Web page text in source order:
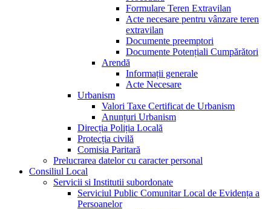
Formulare Teren Extravilan
Acte necesare pentru vânzare teren
extravilan
Documente preemptori
Documente Potențiali Cumpărători
Arendă
Informații generale
Acte Necesare
Urbanism
Valori Taxe Certificat de Urbanism
Anunțuri Urbanism
Direcția Poliția Locală
Protecția civilă
Comisia Paritară
Prelucrarea datelor cu caracter personal
Consiliul Local
Servicii si Institutii subordonate
Serviciul Public Comunitar Local de Evidența a
Persoanelor